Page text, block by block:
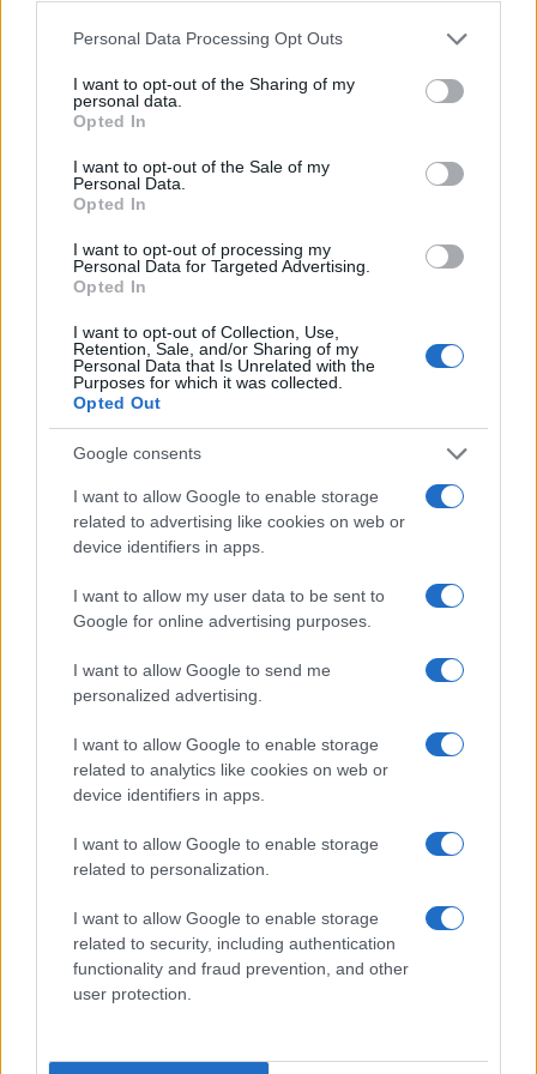
Please note that this website/app uses one or more Google
not limited to your visit or usage behaviour. You may click to
grant or deny consent to Google and its third-party tags to
use your data for below specified purposes in below Google
consent section.
Personal Data Processing Opt Outs
I want to opt-out of the Sharing of my
personal data.
Opted In
I want to opt-out of the Sale of my
Personal Data.
Opted In
I want to opt-out of processing my
Personal Data for Targeted Advertising.
Opted In
I want to opt-out of Collection, Use,
Retention, Sale, and/or Sharing of my
Personal Data that Is Unrelated with the
Purposes for which it was collected.
Opted Out
Google consents
I want to allow Google to enable storage
related to advertising like cookies on web or
device identifiers in apps.
I want to allow my user data to be sent to
Google for online advertising purposes.
I want to allow Google to send me
personalized advertising.
I want to allow Google to enable storage
related to analytics like cookies on web or
device identifiers in apps.
I want to allow Google to enable storage
related to personalization.
I want to allow Google to enable storage
related to security, including authentication
functionality and fraud prevention, and other
user protection.
Τα νέα Canadair DHC-515
κατασκευάζονται – οι μεγάλες
Λίβανο εν μέσω διαπραγματεύσεων στη
Ρώμη
12:58
Ο Τραμπ αρνείται ότι αντιμετωπίζει
έλλειψη πυρομαχικών και καταφέρεται
εναντίον των ΜΜΕ
Δύο Ισραηλινοί στρατιωτικοί νεκροί
στον νότιο Λίβανο
X-62A VISTA με Legion Pod: Τεχνητή
νοημοσύνη στο επόμενο επίπεδο
αυτόνομων αερομαχιών – Βίντεο